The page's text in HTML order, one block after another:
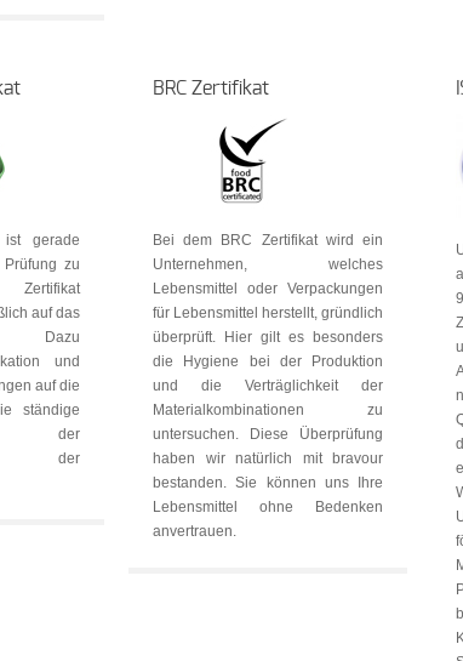
ist gerade
zu
Zertifikat
auf das
Dazu
und
auf die
ständige
der
der
BRC Zertifikat
Bei dem BRC Zertifikat wird ein
Unternehmen, welches
Lebensmittel oder Verpackungen
für Lebensmittel herstellt, gründlich
überprüft. Hier gilt es besonders
die Hygiene bei der Produktion
und die Verträglichkeit der
Materialkombinationen zu
untersuchen. Diese Überprüfung
haben wir natürlich mit bravour
bestanden. Sie können uns Ihre
Lebensmittel ohne Bedenken
anvertrauen.